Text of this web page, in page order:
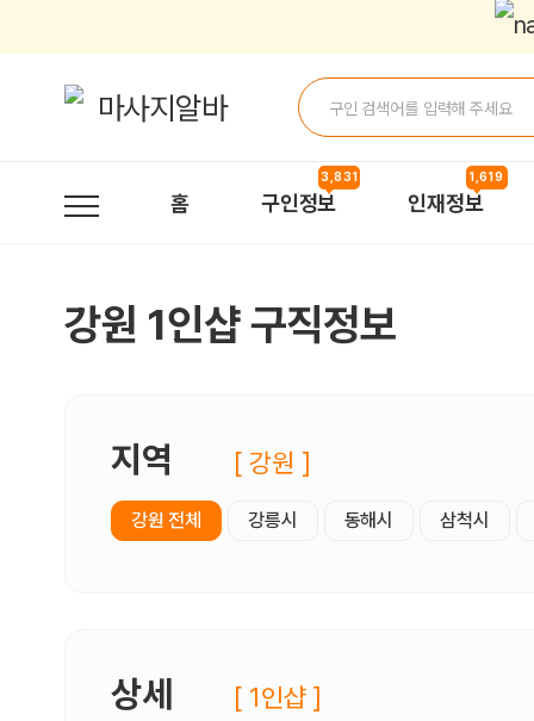
홈 구인정보
3,831
인재정보
1,619
강원 1인샵 구직정보
지역 [ 강원 ]
강원 전체 강릉시 동해시 삼척시
상세 [ 1인샵 ]